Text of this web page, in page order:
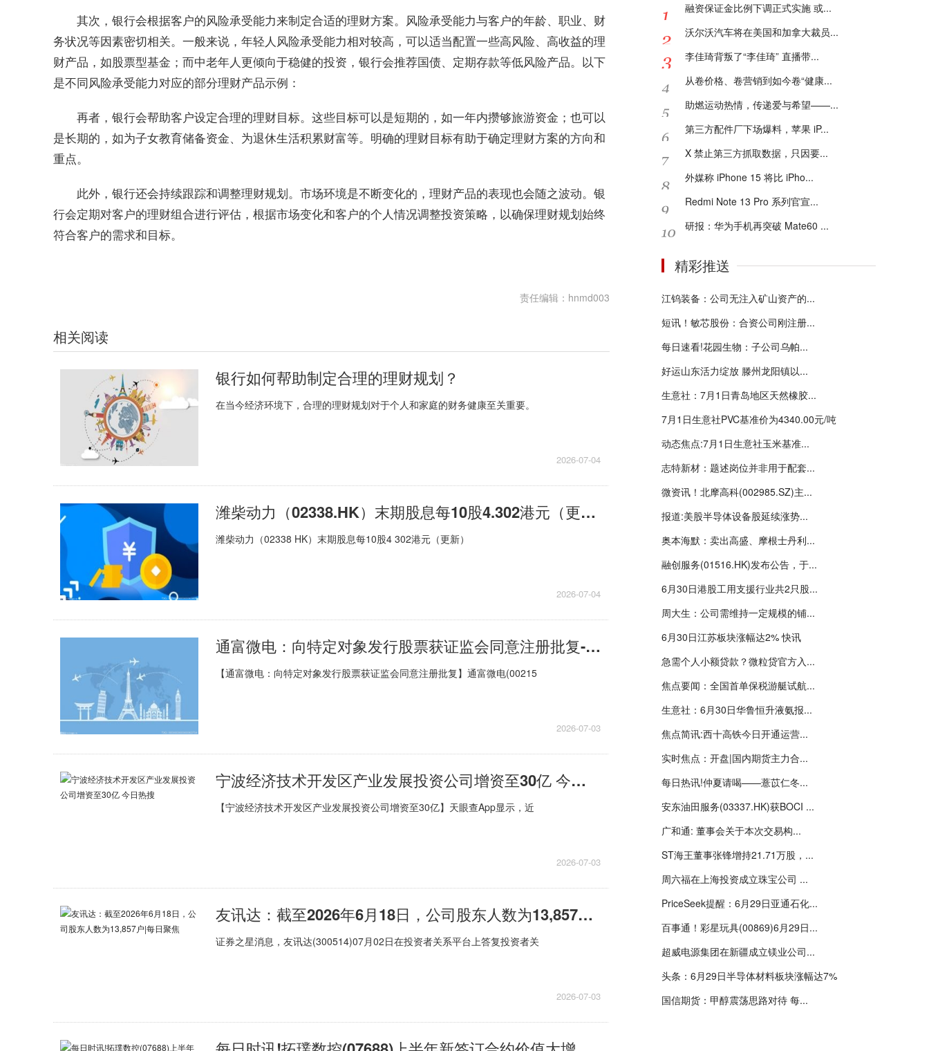
其次，银行会根据客户的风险承受能力来制定合适的理财方案。风险承受能力与客户的年龄、职业、财
务状况等因素密切相关。一般来说，年轻人风险承受能力相对较高，可以适当配置一些高风险、高收益的理
财产品，如股票型基金；而中老年人更倾向于稳健的投资，银行会推荐国债、定期存款等低风险产品。以下
是不同风险承受能力对应的部分理财产品示例：
再者，银行会帮助客户设定合理的理财目标。这些目标可以是短期的，如一年内攒够旅游资金；也可以
是长期的，如为子女教育储备资金、为退休生活积累财富等。明确的理财目标有助于确定理财方案的方向和
重点。
此外，银行还会持续跟踪和调整理财规划。市场环境是不断变化的，理财产品的表现也会随之波动。银
行会定期对客户的理财组合进行评估，根据市场变化和客户的个人情况调整投资策略，以确保理财规划始终
符合客户的需求和目标。
责任编辑：hnmd003
相关阅读
银行如何帮助制定合理的理财规划？
在当今经济环境下，合理的理财规划对于个人和家庭的财务健康至关重要。
2026-07-04
潍柴动力（02338.HK）末期股息每10股4.302港元（更新）
潍柴动力（02338 HK）末期股息每10股4 302港元（更新）
2026-07-04
通富微电：向特定对象发行股票获证监会同意注册批复-焦点快报
【通富微电：向特定对象发行股票获证监会同意注册批复】通富微电(00215
2026-07-03
宁波经济技术开发区产业发展投资公司增资至30亿 今日热搜
【宁波经济技术开发区产业发展投资公司增资至30亿】天眼查App显示，近
2026-07-03
友讯达：截至2026年6月18日，公司股东人数为13,857户|每日聚焦
证券之星消息，友讯达(300514)07月02日在投资者关系平台上答复投资者关
2026-07-03
融资保证金比例下调正式实施 或...
沃尔沃汽车将在美国和加拿大裁员...
李佳琦背叛了“李佳琦” 直播带...
从卷价格、卷营销到如今卷“健康...
助燃运动热情，传递爱与希望——...
第三方配件厂下场爆料，苹果 iP...
X 禁止第三方抓取数据，只因要...
外媒称 iPhone 15 将比 iPho...
Redmi Note 13 Pro 系列官宣...
研报：华为手机再突破 Mate60 ...
精彩推送
江钨装备：公司无注入矿山资产的...
短讯！敏芯股份：合资公司刚注册...
每日速看!花园生物：子公司乌帕...
好运山东活力绽放 滕州龙阳镇以...
生意社：7月1日青岛地区天然橡胶...
7月1日生意社PVC基准价为4340.00元/吨
动态焦点:7月1日生意社玉米基准...
志特新材：题述岗位并非用于配套...
微资讯！北摩高科(002985.SZ)主...
报道:美股半导体设备股延续涨势...
奥本海默：卖出高盛、摩根士丹利...
融创服务(01516.HK)发布公告，于...
6月30日港股工用支援行业共2只股...
周大生：公司需维持一定规模的铺...
6月30日江苏板块涨幅达2% 快讯
急需个人小额贷款？微粒贷官方入...
焦点要闻：全国首单保税游艇试航...
生意社：6月30日华鲁恒升液氨报...
焦点简讯:西十高铁今日开通运营...
实时焦点：开盘|国内期货主力合...
每日热讯!仲夏请喝——薏苡仁冬...
安东油田服务(03337.HK)获BOCI ...
广和通: 董事会关于本次交易构...
ST海王董事张锋增持21.71万股，...
周六福在上海投资成立珠宝公司 ...
PriceSeek提醒：6月29日亚通石化...
百事通！彩星玩具(00869)6月29日...
超威电源集团在新疆成立镁业公司...
头条：6月29日半导体材料板块涨幅达7%
国信期货：甲醇震荡思路对待 每...